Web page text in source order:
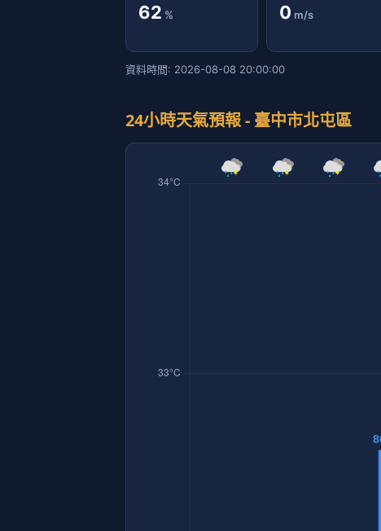
62 % 0 m/s
資料時間: 2026-08-08 20:00:00
24小時天氣預報 - 臺中市北屯區